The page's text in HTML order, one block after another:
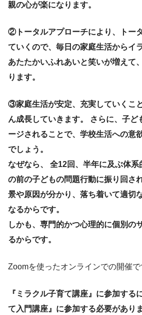
親の心が楽になります。
②トータルアプローチにより、トー
ていくので、毎日の家庭生活からイ
あたたかいふれあいと笑いが増えて
ります。
③家庭生活が安定、充実していくこ
ん成長していきます。 さらに、子ど
ージされることで、学校生活への意
でしょう。
なぜなら、 全12回、半年に及ぶ体系
の前の子どもの問題行動に振り回さ
景や原因が分かり、落ち着いて適切
なるからです。
しかも、専門的かつ心理的に個別の
るからです。
Zoomを使ったオンラインでの開催で
『ミラクル子育て講座』に参加する
て入門講座』に参加する必要がありま